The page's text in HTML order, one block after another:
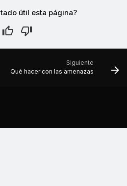
útil esta página?
Siguiente
Qué hacer con las amenazas